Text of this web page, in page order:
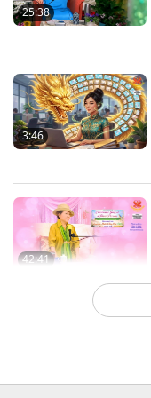
25:38
3:46
42:41
4:31